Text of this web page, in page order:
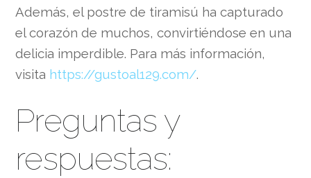
Además, el postre de tiramisú ha capturado
el corazón de muchos, convirtiéndose en una
delicia imperdible. Para más información,
visita https://gustoal129.com/.
Preguntas y
respuestas: